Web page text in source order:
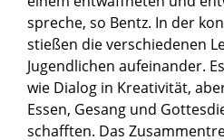
spreche, so Bentz. In der
stießen die verschiedenen
Jugendlichen aufeinander.
wie Dialog in Kreativität,
Essen, Gesang und
schafften. Das